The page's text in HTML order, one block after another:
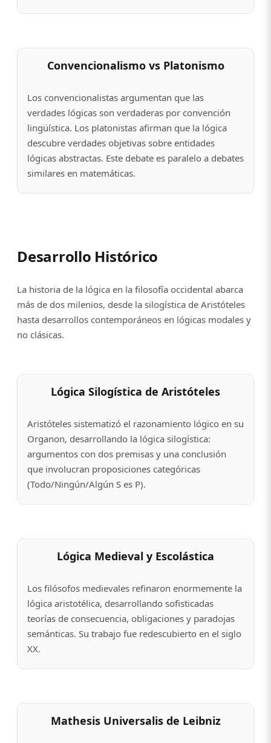
Convencionalismo vs Platonismo
Los convencionalistas argumentan que las
verdades lógicas son verdaderas por convención
lingüística. Los platonistas afirman que la lógica
descubre verdades objetivas sobre entidades
lógicas abstractas. Este debate es paralelo a debates
similares en matemáticas.
Desarrollo Histórico
La historia de la lógica en la filosofía occidental abarca
más de dos milenios, desde la silogística de Aristóteles
hasta desarrollos contemporáneos en lógicas modales y
no clásicas.
Lógica Silogística de Aristóteles
Aristóteles sistematizó el razonamiento lógico en su
Organon, desarrollando la lógica silogística:
argumentos con dos premisas y una conclusión
que involucran proposiciones categóricas
(Todo/Ningún/Algún S es P).
Lógica Medieval y Escolástica
Los filósofos medievales refinaron enormemente la
lógica aristotélica, desarrollando sofisticadas
teorías de consecuencia, obligaciones y paradojas
semánticas. Su trabajo fue redescubierto en el siglo
XX.
Mathesis Universalis de Leibniz